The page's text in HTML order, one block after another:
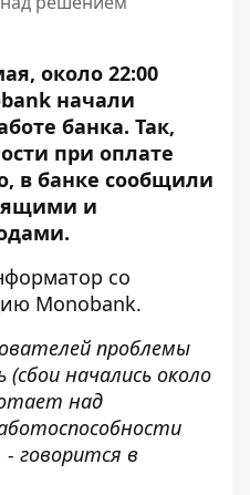
около 22:00
начали
банка. Так,
при оплате
в банке сообщили
и
со
Monobank.
проблемы
начались около
над
- говорится в